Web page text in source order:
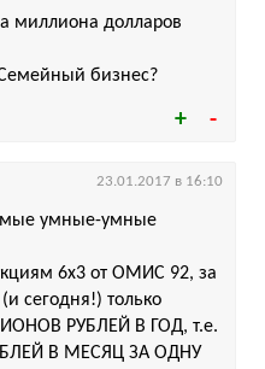
миллиона долларов
бизнес?
умные-умные
6х3 от ОМИС 92, за
сегодня!) только
РУБЛЕЙ В ГОД, т.е.
В МЕСЯЦ ЗА ОДНУ
23.01.2017 в 16:10